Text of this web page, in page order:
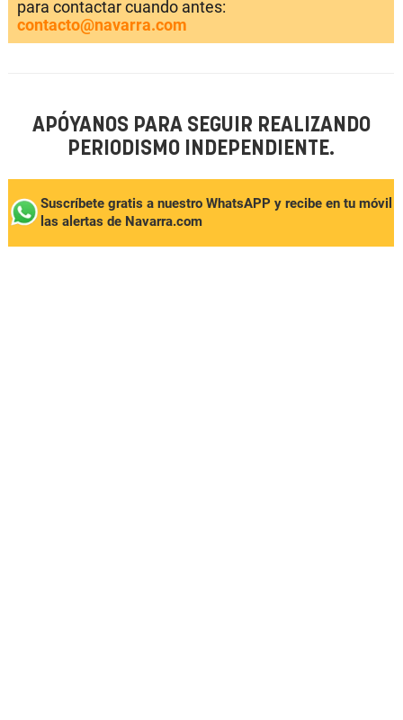
para contactar cuando antes:
contacto@navarra.com
APÓYANOS PARA SEGUIR REALIZANDO
PERIODISMO INDEPENDIENTE.
Suscríbete gratis a nuestro WhatsAPP y recibe en tu móvil
las alertas de Navarra.com